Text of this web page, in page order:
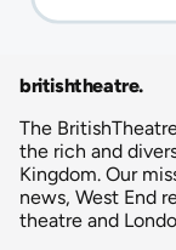
britishtheatre.
The
the rich and
Kingdom. Our
news, West End
theatre and